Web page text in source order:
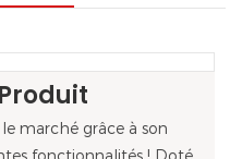
marché grâce à son